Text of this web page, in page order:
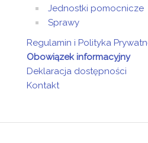
Jednostki pomocnicze
Sprawy
Regulamin i Polityka
Obowiązek informacyjny
Deklaracja dostępności
Kontakt